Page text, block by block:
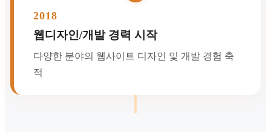
2018
웹디자인/개발 경력 시작
다양한 분야의 웹사이트 디자인 및 개발 경험 축
적